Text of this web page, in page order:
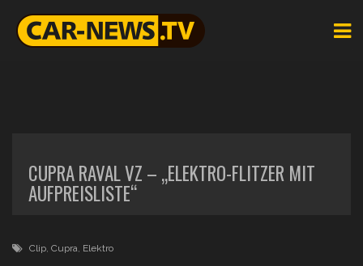
CUPRA RAVAL VZ – „ELEKTRO-FLITZER MIT
AUFPREISLISTE“
Clip, Cupra, Elektro